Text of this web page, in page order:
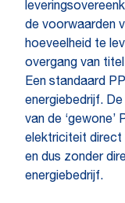
de voorwaarden
hoeveelheid te
overgang van
Een standaard
energiebedrijf.
van de
elektriciteit direct
en dus zonder
energiebedrijf.